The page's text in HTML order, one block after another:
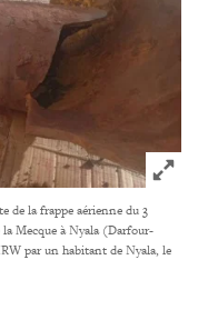
Click
de la frappe aérienne du 3
Mecque à Nyala (Darfour-
par un habitant de Nyala, le